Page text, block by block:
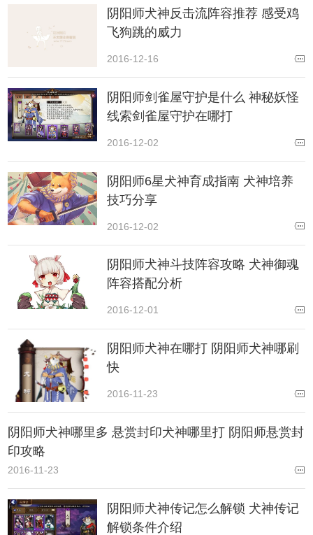
阴阳师犬神反击流阵容推荐 感受鸡
飞狗跳的威力
2016-12-16
阴阳师剑雀屋守护是什么 神秘妖怪
线索剑雀屋守护在哪打
2016-12-02
阴阳师6星犬神育成指南 犬神培养
技巧分享
2016-12-02
阴阳师犬神斗技阵容攻略 犬神御魂
阵容搭配分析
2016-12-01
阴阳师犬神在哪打 阴阳师犬神哪刷
快
2016-11-23
阴阳师犬神哪里多 悬赏封印犬神哪里打 阴阳师悬赏封
印攻略
2016-11-23
阴阳师犬神传记怎么解锁 犬神传记
解锁条件介绍